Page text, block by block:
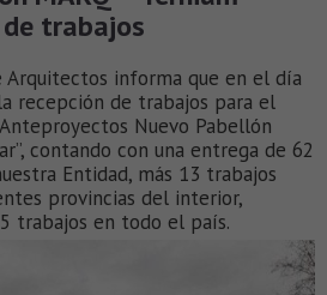
trabajos
Arquitectos informa que en el día
recepción de trabajos para el
Nuevo Pabellón
contando con una entrega de 62
Entidad, más 13 trabajos
provincias del interior,
trabajos en todo el país.